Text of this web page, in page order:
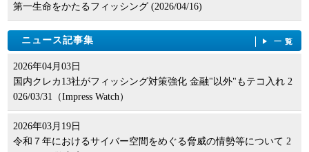
第一生命をかたるフィッシング (2026/04/16)
ニュース記事集 一覧
2026年04月03日
国内クレカ13社がフィッシング対策強化 金融"以外"もテコ入れ 2
026/03/31（Impress Watch）
2026年03月19日
令和７年におけるサイバー空間をめぐる脅威の情勢等について 2